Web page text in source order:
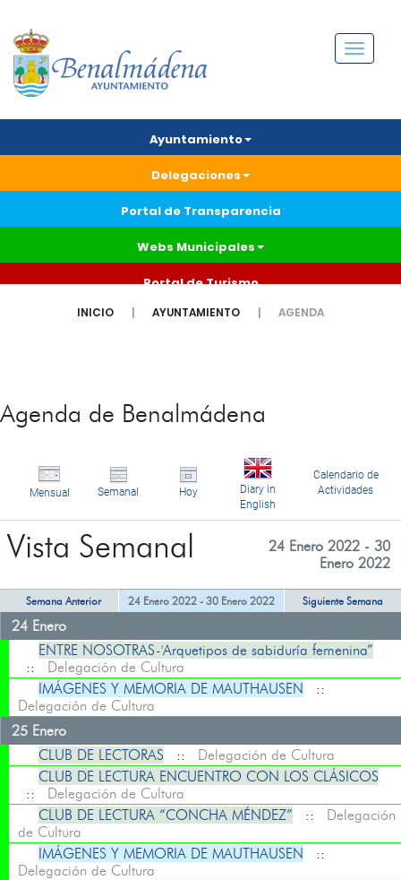
Menú
Ayuntamiento
Delegaciones
Portal de Transparencia
Webs Municipales
Portal de Turismo
INICIO AYUNTAMIENTO AGENDA
Agenda de Benalmádena
Mensual Semanal Hoy
Diary in
English
Calendario de
Actividades
Vista Semanal
24 Enero 2022 - 30
Enero 2022
Semana Anterior 24 Enero 2022 - 30 Enero 2022 Siguiente Semana
24 Enero
ENTRE NOSOTRAS-'Arquetipos de sabiduría femenina”
:: Delegación de Cultura
IMÁGENES Y MEMORIA DE MAUTHAUSEN ::
Delegación de Cultura
25 Enero
CLUB DE LECTORAS :: Delegación de Cultura
CLUB DE LECTURA ENCUENTRO CON LOS CLÁSICOS
:: Delegación de Cultura
CLUB DE LECTURA “CONCHA MÉNDEZ” :: Delegación
de Cultura
IMÁGENES Y MEMORIA DE MAUTHAUSEN ::
Delegación de Cultura